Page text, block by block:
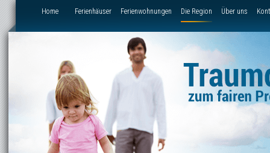
Direkt zum Inhalt
Home Ferienhäuser Ferienwohnungen Die Region Über uns